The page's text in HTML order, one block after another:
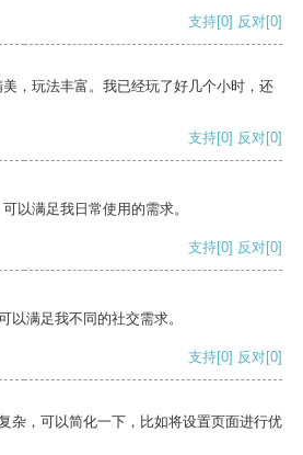
支持[0] 反对[0]
，玩法丰富。我已经玩了好几个小时，还
支持[0] 反对[0]
以满足我日常使用的需求。
支持[0] 反对[0]
以满足我不同的社交需求。
支持[0] 反对[0]
杂，可以简化一下，比如将设置页面进行优